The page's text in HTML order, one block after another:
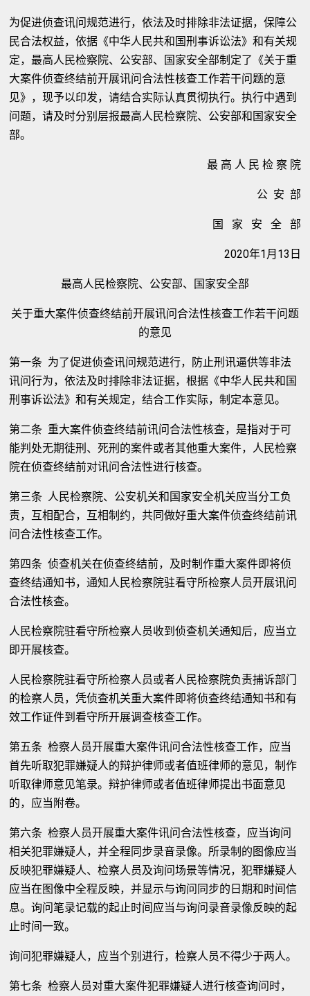
为促进侦查讯问规范进行，依法及时排除非法证据，保障公
民合法权益，依据《中华人民共和国刑事诉讼法》和有关规
定，最高人民检察院、公安部、国家安全部制定了《关于重
大案件侦查终结前开展讯问合法性核查工作若干问题的意
见》，现予以印发，请结合实际认真贯彻执行。执行中遇到
问题，请及时分别层报最高人民检察院、公安部和国家安全
部。
最 高 人 民 检 察 院
公 安 部
国 家 安 全 部
2020年1月13日
最高人民检察院、公安部、国家安全部
关于重大案件侦查终结前开展讯问合法性核查工作若干问题
的意见
第一条 为了促进侦查讯问规范进行，防止刑讯逼供等非法
讯问行为，依法及时排除非法证据，根据《中华人民共和国
刑事诉讼法》和有关规定，结合工作实际，制定本意见。
第二条 重大案件侦查终结前讯问合法性核查，是指对于可
能判处无期徒刑、死刑的案件或者其他重大案件，人民检察
院在侦查终结前对讯问合法性进行核查。
第三条 人民检察院、公安机关和国家安全机关应当分工负
责，互相配合，互相制约，共同做好重大案件侦查终结前讯
问合法性核查工作。
第四条 侦查机关在侦查终结前，及时制作重大案件即将侦
查终结通知书，通知人民检察院驻看守所检察人员开展讯问
合法性核查。
人民检察院驻看守所检察人员收到侦查机关通知后，应当立
即开展核查。
人民检察院驻看守所检察人员或者人民检察院负责捕诉部门
的检察人员，凭侦查机关重大案件即将侦查终结通知书和有
效工作证件到看守所开展调查核查工作。
第五条 检察人员开展重大案件讯问合法性核查工作，应当
首先听取犯罪嫌疑人的辩护律师或者值班律师的意见，制作
听取律师意见笔录。辩护律师或者值班律师提出书面意见
的，应当附卷。
第六条 检察人员开展重大案件讯问合法性核查，应当询问
相关犯罪嫌疑人，并全程同步录音录像。所录制的图像应当
反映犯罪嫌疑人、检察人员及询问场景等情况，犯罪嫌疑人
应当在图像中全程反映，并显示与询问同步的日期和时间信
息。询问笔录记载的起止时间应当与询问录音录像反映的起
止时间一致。
询问犯罪嫌疑人，应当个别进行，检察人员不得少于两人。
第七条 检察人员对重大案件犯罪嫌疑人进行核查询问时，